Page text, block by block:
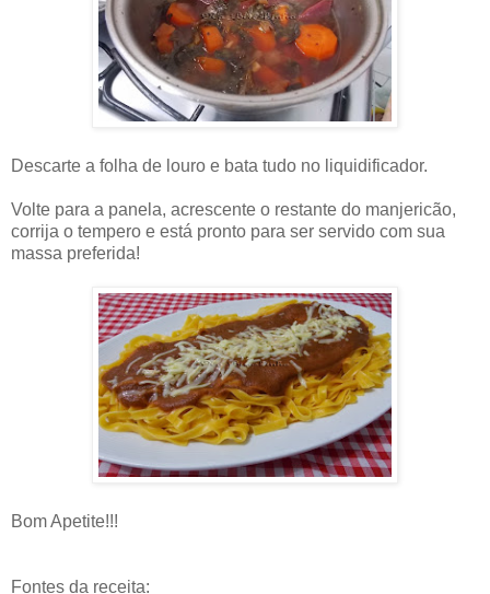
Descarte a folha de louro e bata tudo no liquidificador.
Volte para a panela, acrescente o restante do manjericão,
corrija o tempero e está pronto para ser servido com sua
massa preferida!
Bom Apetite!!!
Fontes da receita: